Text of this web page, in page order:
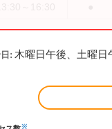
: 木曜日午後、土曜日
※